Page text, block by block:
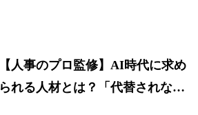
【人事のプロ監修】AI時代に求め
られる人材とは？「代替されない